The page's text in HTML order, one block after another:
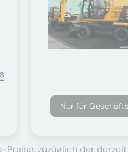
Nur für
zuzüglich der